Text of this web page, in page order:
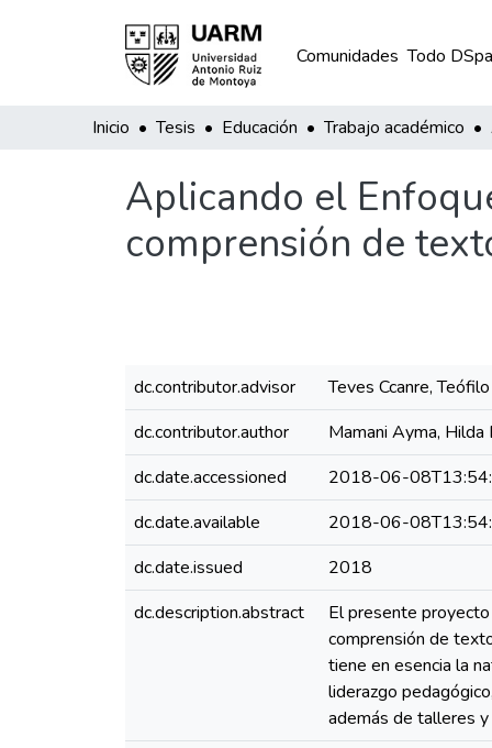
Comunidades Todo
Inicio Tesis Educación Trabajo académico
Aplicando el
comprensión de
dc.contributor.advisor
Teves Ccanre, Teófilo
dc.contributor.author
Mamani Ayma, Hilda
dc.date.accessioned
2018-06-
dc.date.available
2018-06-
dc.date.issued
2018
dc.description.abstract
El presente
comprensión de
tiene en esencia la
liderazgo
además de talleres